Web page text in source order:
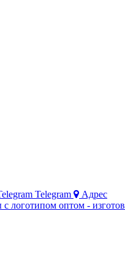
Telegram Адрес